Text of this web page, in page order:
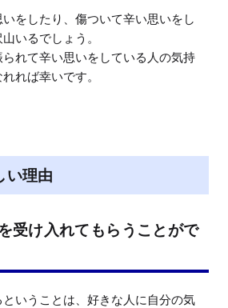
をしたり、傷ついて辛い思いをし
いるでしょう。
れて辛い思いをしている人の気持
れば幸いです。
い理由
受け入れてもらうことがで
いうことは、好きな人に自分の気